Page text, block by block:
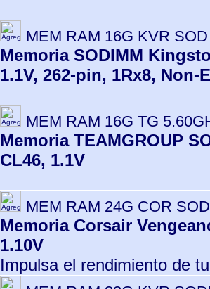
MEM RAM 16G KVR
Memoria SODIMM
1.1V, 262-pin, 1Rx8, Non-
MEM RAM 16G TG
Memoria TEAMGROUP
CL46, 1.1V
MEM RAM 24G COR
Memoria Corsair
1.10V
Impulsa el rendimiento de